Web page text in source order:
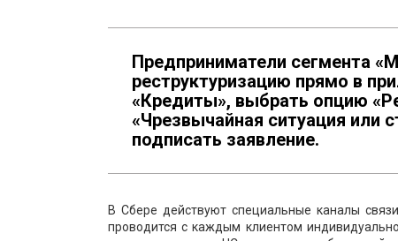
Предприниматели сегмента
реструктуризацию прямо в
«Кредиты», выбрать опцию
«Чрезвычайная ситуация или
подписать заявление.
В Сбере действуют специальные каналы
проводится с каждым клиентом